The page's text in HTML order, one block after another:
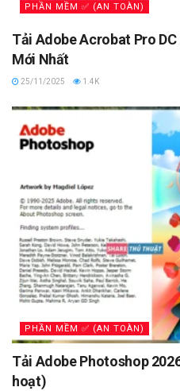
PHẦN MỀM ✅ (AN TOÀN)
Tải Adobe Acrobat Pro
Mới Nhất
25/11/2025 1.4K
PHẦN MỀM ✅ (AN TOÀN)
Tải Adobe Photoshop
hoạt)